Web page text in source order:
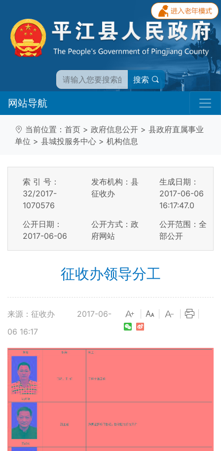
搜索
网站导航
当前位置： 首页 > 政府信息公开 > 县政府直属事业
单位 > 县城投服务中心 > 机构信息
索 引 号：
32/2017-
1070576
发布机构：县
征收办
生成日期：
2017-06-06
16:17:47.0
公开日期：
2017-06-06
公开方式：政
府网站
公开范围：全
部公开
征收办领导分工
来源：征收办
2017-06-
06 16:17